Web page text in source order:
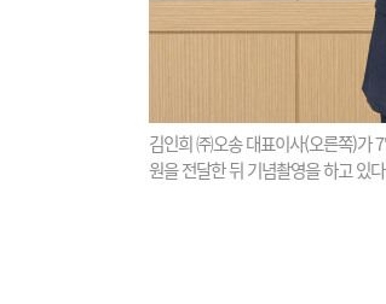
김인희 ㈜오송 대표이사(오른쪽)가
원을 전달한 뒤 기념촬영을 하고 있